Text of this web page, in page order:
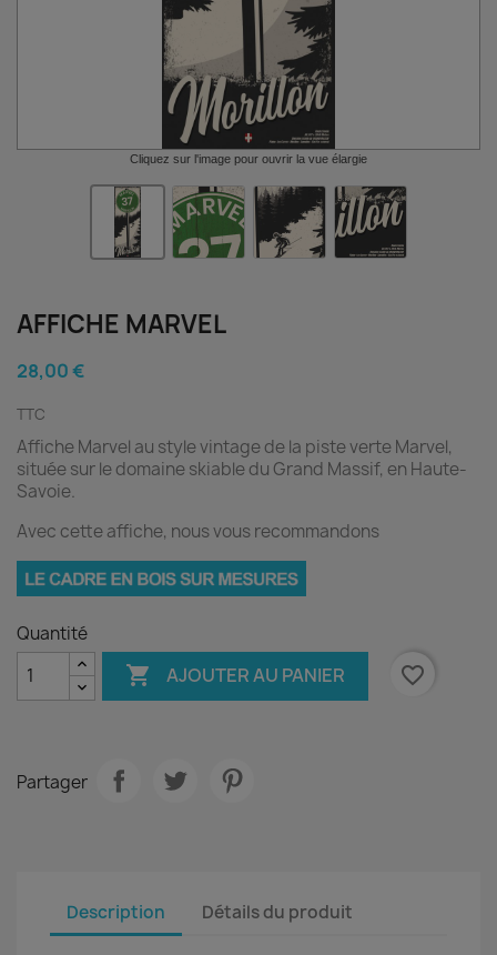
Cliquez sur l'image pour ouvrir la vue élargie
AFFICHE MARVEL
28,00 €
TTC
Affiche Marvel au style vintage de la piste verte Marvel,
située sur le domaine skiable du Grand Massif, en Haute-
Savoie.
Avec cette affiche, nous vous recommandons
Quantité
 AJOUTER AU PANIER favorite_border
Partager
Description Détails du produit